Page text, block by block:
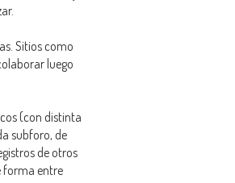
Sitios como
luego
(con distinta
subforo, de
de otros
forma entre